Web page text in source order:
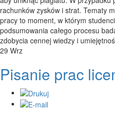
rachunków zysków i strat. Tematy
pracy to moment, w którym
podsumowania całego procesu
zdobycia cennej wiedzy i
29 Wrz
Pisanie prac